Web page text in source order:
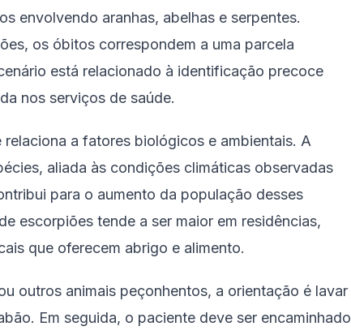
envolvendo aranhas, abelhas e serpentes.
os óbitos correspondem a uma parcela
está relacionado à identificação precoce
nos serviços de saúde.
a fatores biológicos e ambientais. A
aliada às condições climáticas observadas
para o aumento da população desses
escorpiões tende a ser maior em residências,
que oferecem abrigo e alimento.
outros animais peçonhentos, a orientação é lavar
Em seguida, o paciente deve ser encaminhado